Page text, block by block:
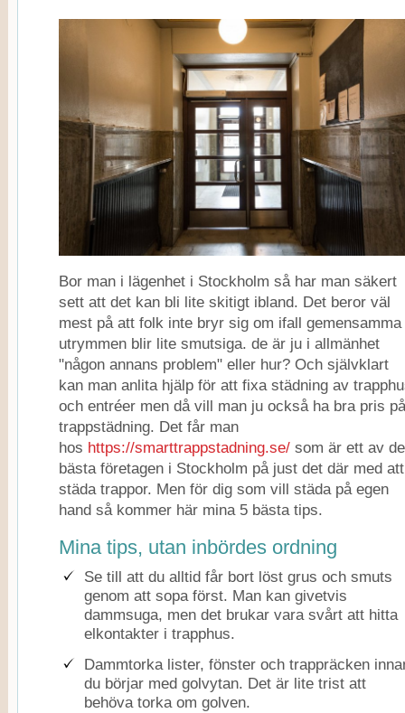
Bor man i lägenhet i Stockholm så har man säkert
sett att det kan bli lite skitigt ibland. Det beror väl
mest på att folk inte bryr sig om ifall gemensamma
utrymmen blir lite smutsiga. de är ju i allmänhet
"någon annans problem" eller hur? Och självklart
kan man anlita hjälp för att fixa städning av
och entréer men då vill man ju också ha bra pris på
trappstädning. Det får man
hos https://smarttrappstadning.se/som är ett av de
bästa företagen i Stockholm på just det där med att
städa trappor. Men för dig som vill städa på egen
hand så kommer här mina 5 bästa tips.
Mina tips, utan inbördes ordning
Se till att du alltid får bort löst grus och smuts
genom att sopa först. Man kan givetvis
dammsuga, men det brukar vara svårt att hitta
elkontakter i trapphus.
Dammtorka lister, fönster och trappräcken
du börjar med golvytan. Det är lite trist att
behöva torka om golven.